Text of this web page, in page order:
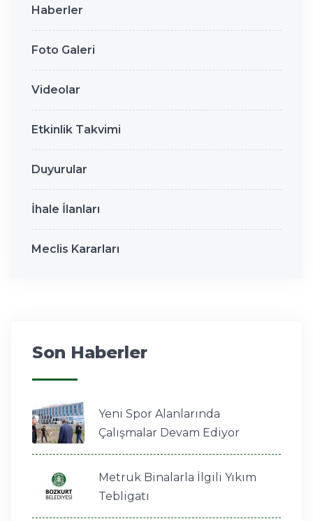
Haberler
Foto Galeri
Videolar
Etkinlik Takvimi
Duyurular
İhale İlanları
Meclis Kararları
Son Haberler
Yeni Spor Alanlarında
Çalışmalar Devam Ediyor
Metruk Binalarla İlgili Yıkım
Tebligatı